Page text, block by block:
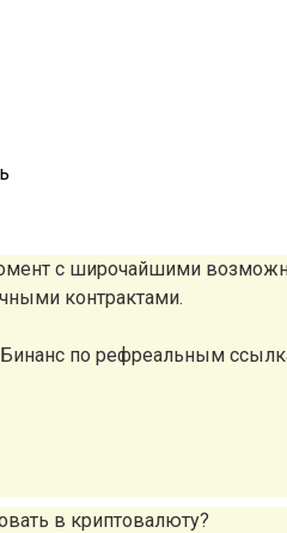
с широчайшими
контрактами.
по рефреальным
в криптовалюту?